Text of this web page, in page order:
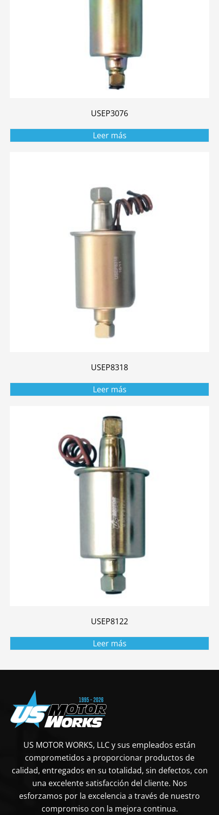
USEP3076
Leer más
USEP8318
Leer más
USEP8122
Leer más
US MOTOR WORKS, LLC y sus empleados están
comprometidos a proporcionar productos de
calidad, entregados en su totalidad, sin defectos, con
una excelente satisfacción del cliente. Nos
esforzamos por la excelencia a través de nuestro
compromiso con la mejora continua.